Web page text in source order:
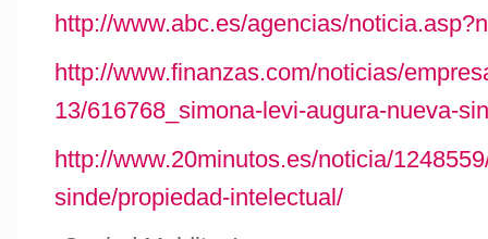
http://www.abc.es/agencias/
http://www.finanzas.com/noticias/
13/616768_simona-levi-augura-nueva-
http://www.20minutos.es/noticia/
sinde/propiedad-intelectual/